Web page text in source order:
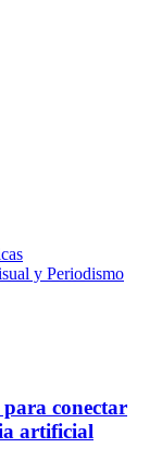
y Periodismo
conectar
artificial